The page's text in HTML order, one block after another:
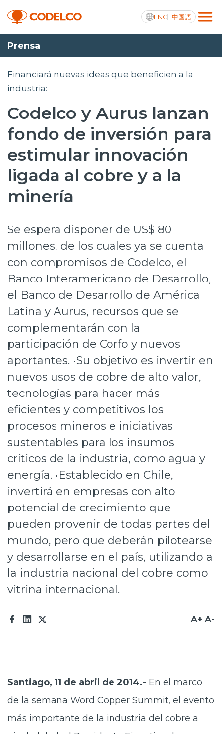
ENG 中国語
Transparencia activa
Nosotros
Operaciones
Proyectos
Sustentabilidad
Innovación
Prensa
Trabaja en Codelco
Transparencia activa
Canales de denuncia
Proveedores
Acceso trabajadores/as
Prensa
Financiará nuevas ideas que beneficien a la
industria:
Codelco y Aurus lanzan
fondo de inversión para
estimular innovación
ligada al cobre y a la
minería
Se espera disponer de US$ 80
millones, de los cuales ya se cuenta
con compromisos de Codelco, el
Banco Interamericano de Desarrollo,
el Banco de Desarrollo de América
Latina y Aurus, recursos que se
complementarán con la
participación de Corfo y nuevos
aportantes. •Su objetivo es invertir en
nuevos usos de cobre de alto valor,
tecnologías para hacer más
eficientes y competitivos los
procesos mineros e iniciativas
sustentables para los insumos
críticos de la industria, como agua y
energía. •Establecido en Chile,
invertirá en empresas con alto
potencial de crecimiento que
pueden provenir de todas partes del
mundo, pero que deberán pilotearse
y desarrollarse en el país, utilizando a
la industria nacional del cobre como
vitrina internacional.
A+ A-
Santiago, 11 de abril de 2014.- En el marco
de la semana Word Copper Summit, el evento
más importante de la industria del cobre a